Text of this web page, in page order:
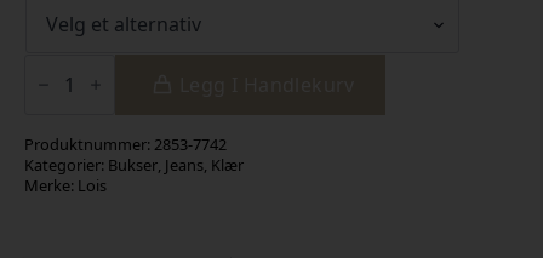
Produktnummer: 2853-7742
Kategorier: Bukser, Jeans, Klær
Merke: Lois